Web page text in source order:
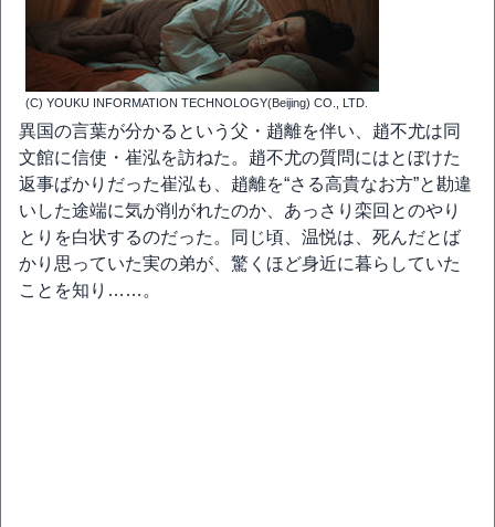
(C) YOUKU INFORMATION TECHNOLOGY(Beijing) CO., LTD.
異国の言葉が分かるという父・趙離を伴い、趙不尤は同
文館に信使・崔泓を訪ねた。趙不尤の質問にはとぼけた
返事ばかりだった崔泓も、趙離を“さる高貴なお方”と勘違
いした途端に気が削がれたのか、あっさり栾回とのやり
とりを白状するのだった。同じ頃、温悦は、死んだとば
かり思っていた実の弟が、驚くほど身近に暮らしていた
ことを知り……。